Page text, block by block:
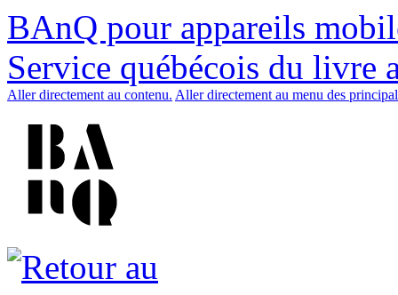
BAnQ pour appareils
Service québécois du livre
Aller directement au contenu. Aller directement au menu des